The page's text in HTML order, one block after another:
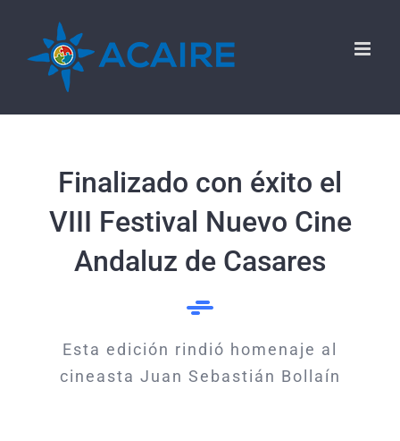
contenido
Finalizado con éxito el
VIII Festival Nuevo Cine
Andaluz de Casares
Esta edición rindió homenaje al
cineasta Juan Sebastián Bollaín